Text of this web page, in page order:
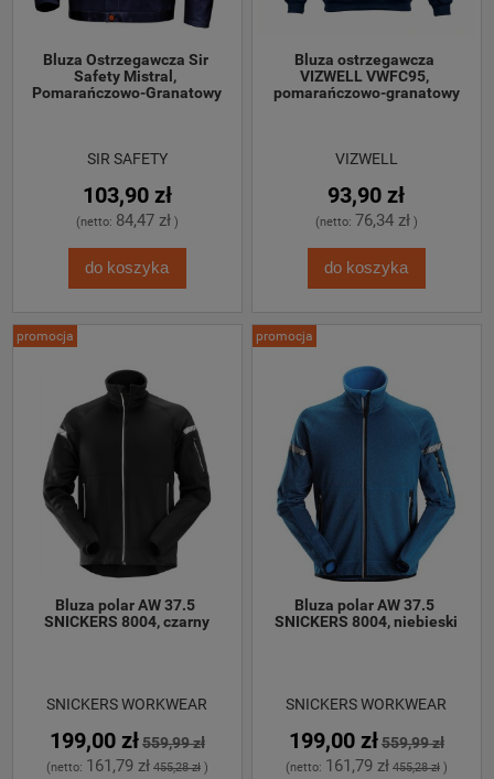
Bluza Ostrzegawcza Sir
Safety Mistral,
Pomarańczowo-Granatowy
SIR SAFETY
103,90 zł
(netto: 84,47 zł)
do koszyka
Bluza ostrzegawcza
VIZWELL VWFC95,
pomarańczowo-granatowy
VIZWELL
93,90 zł
(netto: 76,34 zł)
do koszyka
Bluza polar AW 37.5
SNICKERS 8004, czarny
SNICKERS WORKWEAR
199,00 zł559,99 zł
(netto: 161,79 zł 455,28 zł)
promocja
Bluza polar AW 37.5
SNICKERS 8004, niebieski
SNICKERS WORKWEAR
199,00 zł559,99 zł
(netto: 161,79 zł 455,28 zł)
promocja